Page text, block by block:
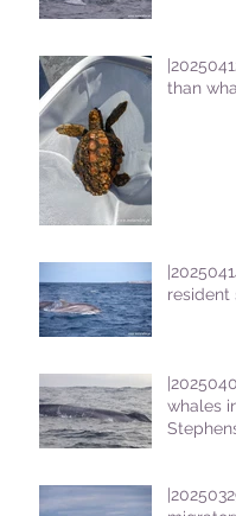
than
resident
whales